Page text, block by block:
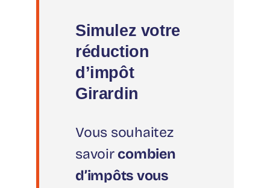
Simulez votre
réduction
d’impôt
Girardin
Vous souhaitez
savoircombien
d’impôts vous